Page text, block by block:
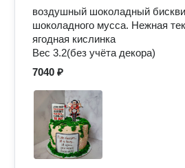
воздушный шоколадный
шоколадного мусса. Нежная
ягодная кислинка
Вес 3.2(без учёта декора)
7040 ₽